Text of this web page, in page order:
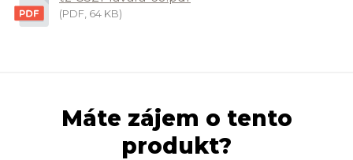
(PDF, 64 KB)
Máte zájem o tento
produkt?